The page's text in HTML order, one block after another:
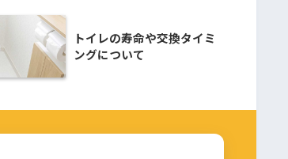
トイレの寿命や交換タイミ
ングについて